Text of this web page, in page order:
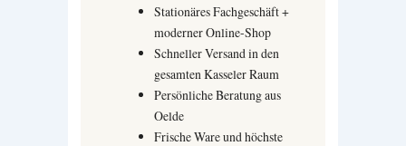
Stationäres Fachgeschäft +
moderner Online-Shop
Schneller Versand in den
gesamten Kasseler Raum
Persönliche Beratung aus
Oelde
Frische Ware und höchste